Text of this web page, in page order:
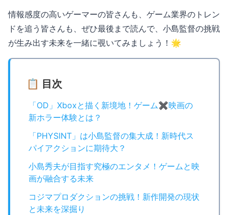
情報感度の高いゲーマーの皆さんも、ゲーム業界のトレン
ドを追う皆さんも、ぜひ最後まで読んで、小島監督の挑戦
が生み出す未来を一緒に覗いてみましょう！🌟
📋 目次
「OD」Xboxと描く新境地！ゲーム✖️映画の
新ホラー体験とは？
「PHYSINT」は小島監督の集大成！新時代ス
パイアクションに期待大？
小島秀夫が目指す究極のエンタメ！ゲームと映
画が融合する未来
コジマプロダクションの挑戦！新作開発の現状
と未来を深掘り